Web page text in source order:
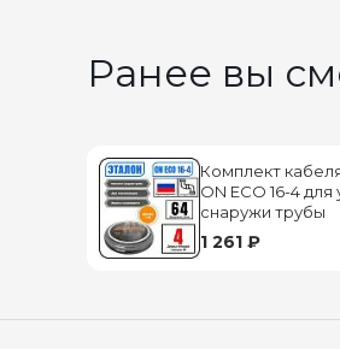
Ранее вы
Комплект
ON ECO 16-4 для
снаружи трубы
1 261 ₽